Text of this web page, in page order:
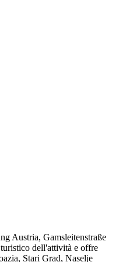
Austria, Gamsleitenstraße
dell'attività e offre
Stari Grad, Naselje